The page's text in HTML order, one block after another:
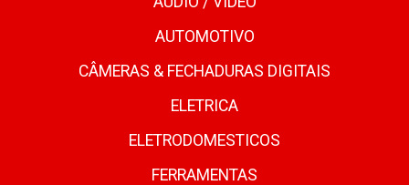
AUTOMOTIVO
CÂMERAS & FECHADURAS DIGITAIS
ELETRICA
ELETRODOMESTICOS
FERRAMENTAS